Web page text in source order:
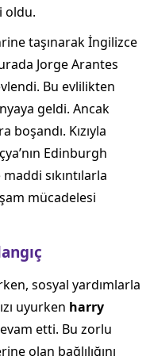
oldu.
taşınarak İngilizce
Jorge Arantes
Bu evlilikten
geldi. Ancak
boşandı. Kızıyla
Edinburgh
sıkıntılarla
mücadelesi
sosyal yardımlarla
uyurken harry
etti. Bu zorlu
olan bağlılığını